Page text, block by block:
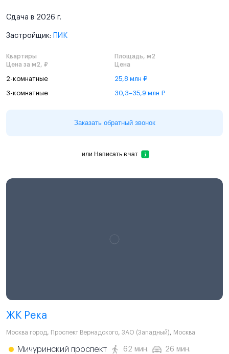
Сдача в 2026 г.
Застройщик: ПИК
Квартиры
Площадь, м2
Цена за м2, ₽
Цена
2-комнатные 25,8 млн ₽
3-комнатные 30,3–35,9 млн ₽
Заказать обратный звонок
или Написать в чат
ЖК Река
Москва город, Проспект Вернадского, ЗАО (Западный), Москва
Мичуринский проспект 62 мин. 26 мин.